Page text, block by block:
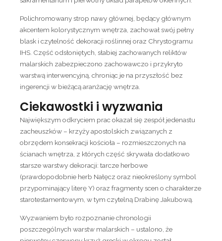
Polichromowany strop nawy głównej, będący głównym
akcentem kolorystycznym wnętrza, zachował swój pełny
blask i czytelność dekoracji roślinnej oraz Chrystogramu
IHS. Część odsłoniętych, słabiej zachowanych reliktów
malarskich zabezpieczono zachowawczo i przykryto
warstwą interwencyjną, chroniąc je na przyszłość bez
ingerencji w bieżącą aranżację wnętrza.
Ciekawostki i wyzwania
Największym odkryciem prac okazał się zespół jedenastu
zacheuszków – krzyży apostolskich związanych z
obrzędem konsekracji kościoła – rozmieszczonych na
ścianach wnętrza, z których część skrywała dodatkowo
starsze warstwy dekoracji: tarcze herbowe
(prawdopodobnie herb Nałęcz oraz nieokreślony symbol
przypominający literę Y) oraz fragmenty scen o charakterze
starotestamentowym, w tym czytelną Drabinę Jakubową.
Wyzwaniem było rozpoznanie chronologii
poszczególnych warstw malarskich – ustalono, że